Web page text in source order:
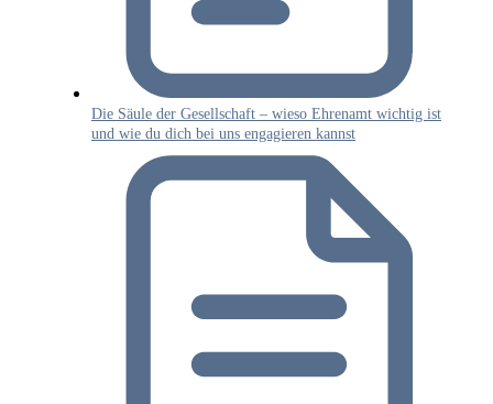
Die Säule der Gesellschaft – wieso Ehrenamt wichtig ist
und wie du dich bei uns engagieren kannst